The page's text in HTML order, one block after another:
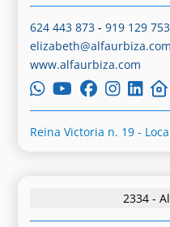
624 443 873 -919 129 753
elizabeth@alfaurbiza.com
www.alfaurbiza.com
Reina Victoria n. 19 -
2334 -